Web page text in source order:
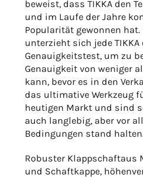
beweist, dass TIKKA den
und im Laufe der Jahre
Popularität gewonnen
unterzieht sich jede TIKKA
Genauigkeitstest, um zu
Genauigkeit von weniger
kann, bevor es in den
das ultimative Werkzeug
heutigen Markt und sind
auch langlebig, aber vor
Bedingungen stand
Robuster Klappschaftaus
und Schaftkappe,